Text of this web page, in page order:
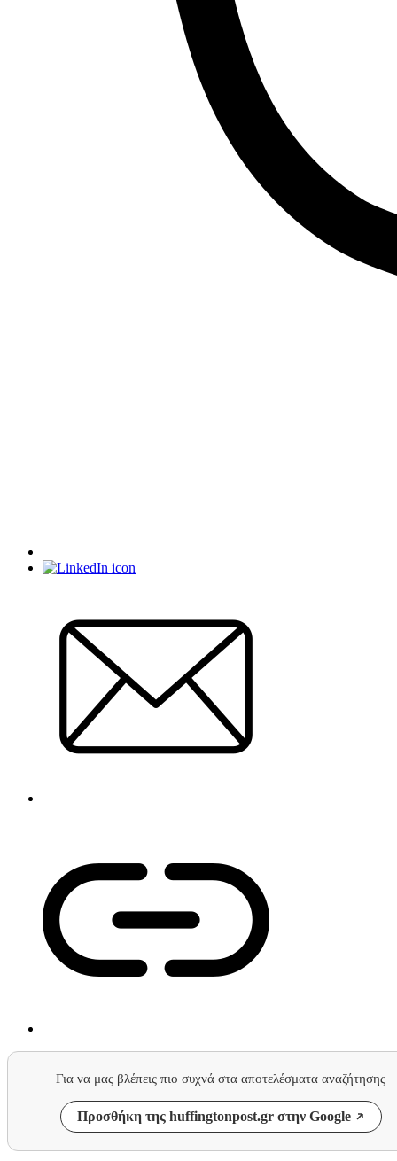
Για να μας βλέπεις πιο συχνά στα αποτελέσματα αναζήτησης
Προσθήκη της huffingtonpost.gr στην Google